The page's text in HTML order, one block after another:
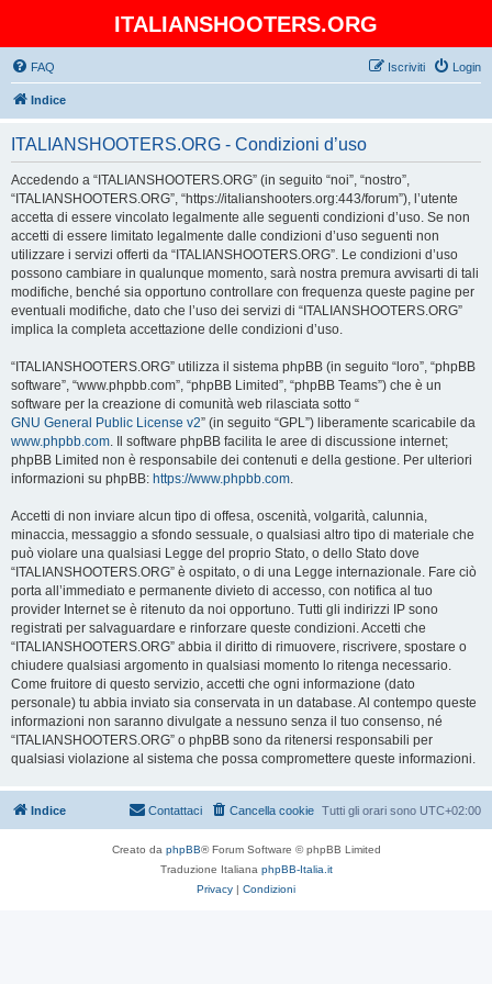
ITALIANSHOOTERS.ORG
FAQ Login
Iscriviti
Indice
ITALIANSHOOTERS.ORG - Condizioni d’uso
Accedendo a “ITALIANSHOOTERS.ORG” (in seguito “noi”, “nostro”,
“ITALIANSHOOTERS.ORG”, “https://italianshooters.org:443/forum”), l’utente
accetta di essere vincolato legalmente alle seguenti condizioni d’uso. Se non
accetti di essere limitato legalmente dalle condizioni d’uso seguenti non
utilizzare i servizi offerti da “ITALIANSHOOTERS.ORG”. Le condizioni d’uso
possono cambiare in qualunque momento, sarà nostra premura avvisarti di tali
modifiche, benché sia opportuno controllare con frequenza queste pagine per
eventuali modifiche, dato che l’uso dei servizi di “ITALIANSHOOTERS.ORG”
implica la completa accettazione delle condizioni d’uso.
“ITALIANSHOOTERS.ORG” utilizza il sistema phpBB (in seguito “loro”, “phpBB
software”, “www.phpbb.com”, “phpBB Limited”, “phpBB Teams”) che è un
software per la creazione di comunità web rilasciata sotto “
GNU General Public License v2” (in seguito “GPL”) liberamente scaricabile da
www.phpbb.com. Il software phpBB facilita le aree di discussione internet;
phpBB Limited non è responsabile dei contenuti e della gestione. Per ulteriori
informazioni su phpBB: https://www.phpbb.com.
Accetti di non inviare alcun tipo di offesa, oscenità, volgarità, calunnia,
minaccia, messaggio a sfondo sessuale, o qualsiasi altro tipo di materiale che
può violare una qualsiasi Legge del proprio Stato, o dello Stato dove
“ITALIANSHOOTERS.ORG” è ospitato, o di una Legge internazionale. Fare ciò
porta all’immediato e permanente divieto di accesso, con notifica al tuo
provider Internet se è ritenuto da noi opportuno. Tutti gli indirizzi IP sono
registrati per salvaguardare e rinforzare queste condizioni. Accetti che
“ITALIANSHOOTERS.ORG” abbia il diritto di rimuovere, riscrivere, spostare o
chiudere qualsiasi argomento in qualsiasi momento lo ritenga necessario.
Come fruitore di questo servizio, accetti che ogni informazione (dato
personale) tu abbia inviato sia conservata in un database. Al contempo queste
informazioni non saranno divulgate a nessuno senza il tuo consenso, né
“ITALIANSHOOTERS.ORG” o phpBB sono da ritenersi responsabili per
qualsiasi violazione al sistema che possa compromettere queste informazioni.
Indice Tutti gli orari sono UTC+02:00
Cancella cookie
Contattaci
Creato da phpBB® Forum Software © phpBB Limited
Traduzione Italiana phpBB-Italia.it
Privacy | Condizioni